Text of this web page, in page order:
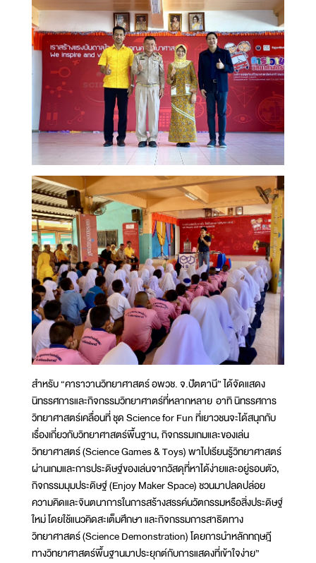
สำหรับ “คาราวานวิทยาศาสตร์ อพวช. จ.ปัตตานี” ได้จัดแสดง
นิทรรศการและกิจกรรมวิทยาศาตร์ที่หลากหลาย อาทิ นิทรรศการ
วิทยาศาสตร์เคลื่อนที่ ชุด Science for Fun ที่เยาวชนจะได้สนุกกับ
เรื่องเกี่ยวกับวิทยาศาสตร์พื้นฐาน, กิจกรรมเกมและของเล่น
วิทยาศาสตร์ (Science Games & Toys) พาไปเรียนรู้วิทยาศาสตร์
ผ่านเกมและการประดิษฐ์ของเล่นจากวัสดุที่หาได้ง่ายและอยู่รอบตัว,
กิจกรรมมุมประดิษฐ์ (Enjoy Maker Space) ชวนมาปลดปล่อย
ความคิดและจินตนาการในการสร้างสรรค์นวัตกรรมหรือสิ่งประดิษฐ์
ใหม่ โดยใช้แนวคิดสะเต็มศึกษา และกิจกรรมการสาธิตทาง
วิทยาศาสตร์ (Science Demonstration) โดยการนำหลักทฤษฎี
ทางวิทยาศาสตร์พื้นฐานมาประยุกต์กับการแสดงที่เข้าใจง่าย”